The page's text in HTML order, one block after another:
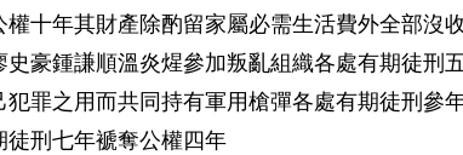
權十年其財產除酌留家屬必需生活費外全部沒
史豪鍾謙順溫炎煋參加叛亂組織各處有期徒刑
犯罪之用而共同持有軍用槍彈各處有期徒刑參
徒刑七年褫奪公權四年